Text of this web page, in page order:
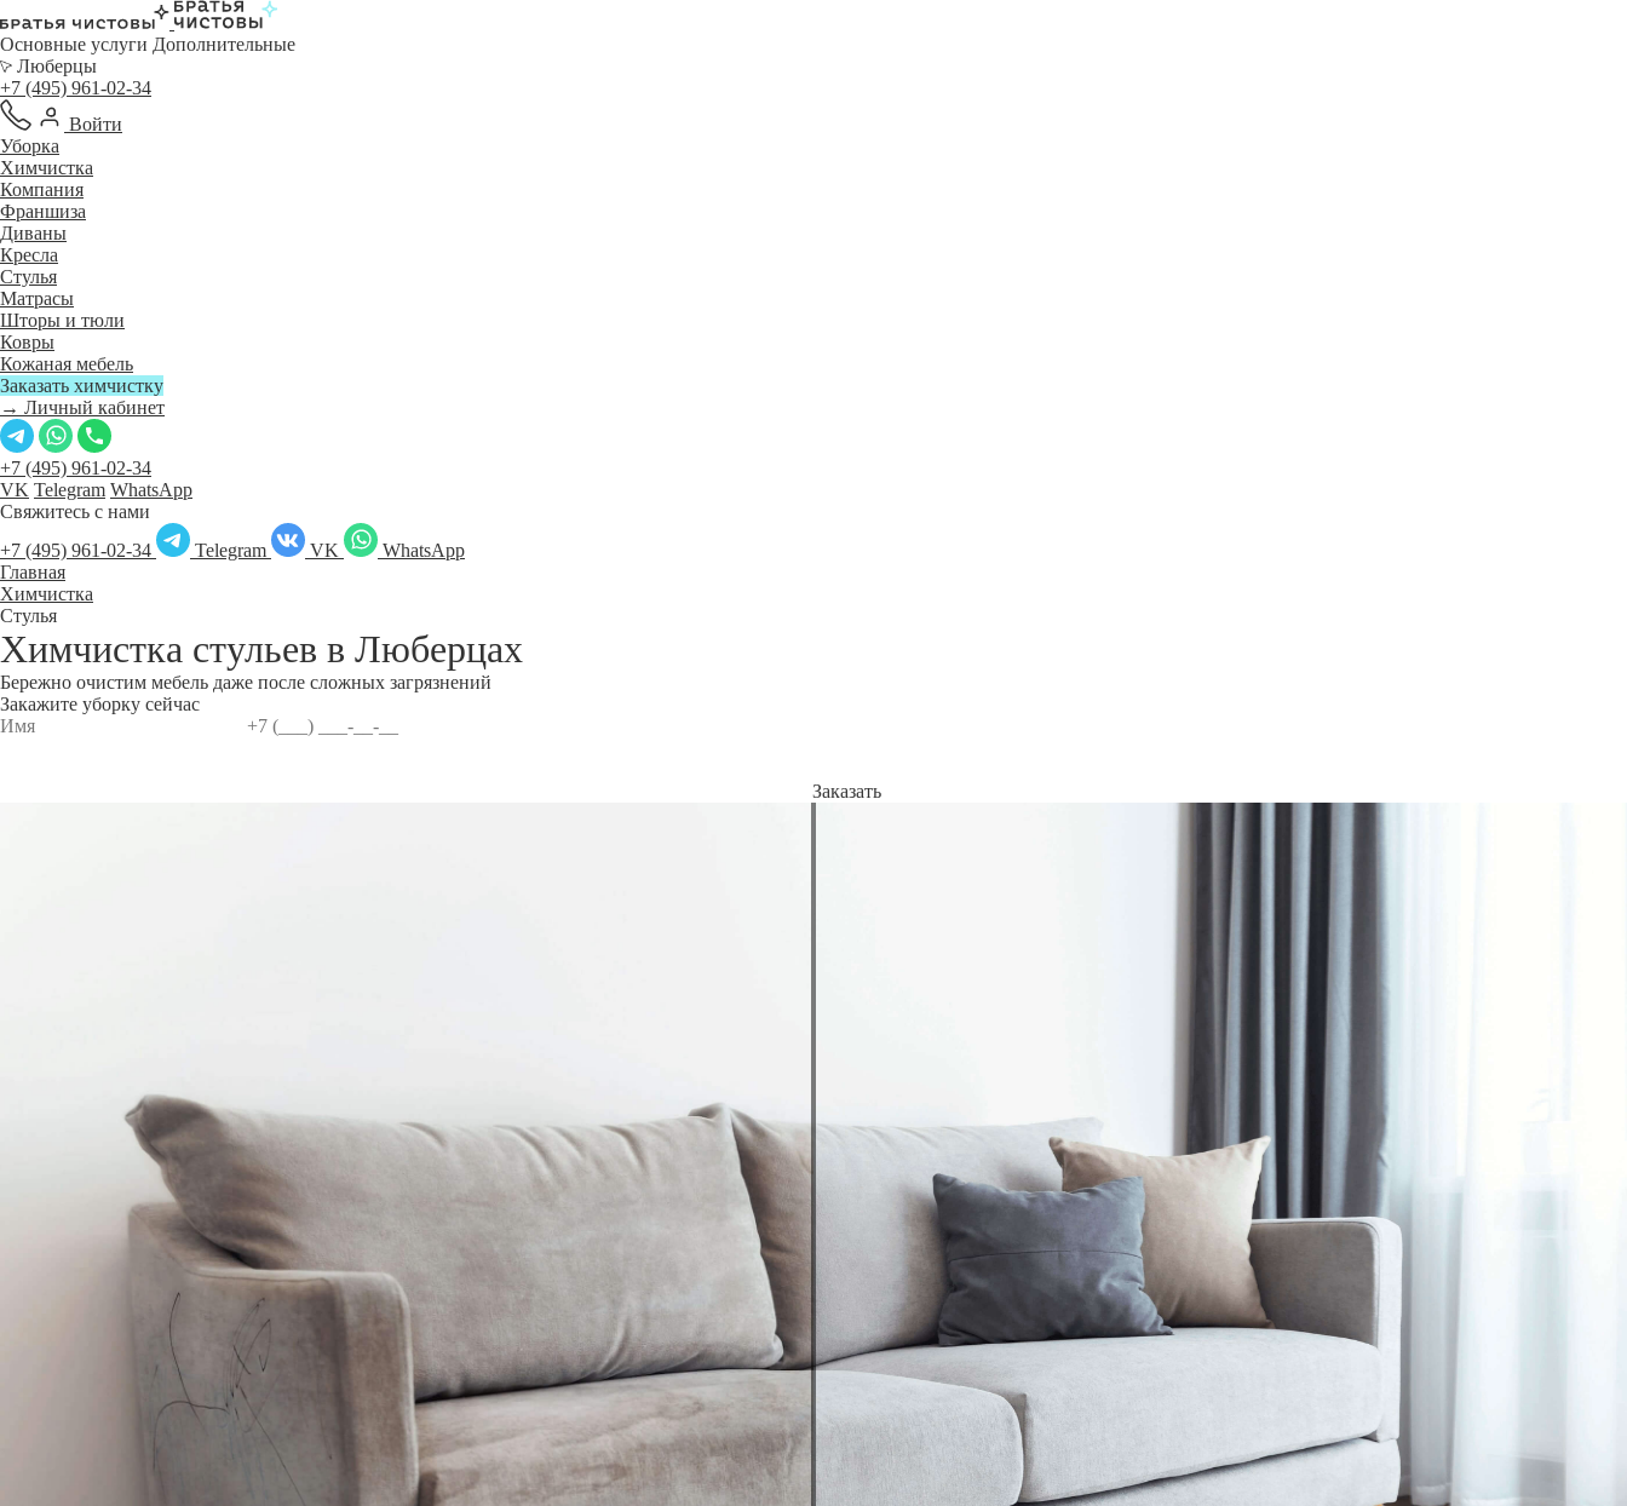
Основные услуги Дополнительные
Люберцы
+7 (495) 961-02-34
Войти
Уборка
Химчистка
Компания
Франшиза
Диваны
Кресла
Стулья
Матрасы
Шторы и тюли
Ковры
Кожаная мебель
Заказать химчистку
→ Личный кабинет
+7 (495) 961-02-34
VK Telegram WhatsApp
Свяжитесь с нами
+7 (495) 961-02-34
Telegram VK
WhatsApp
Главная
Химчистка
Стулья
Химчистка стульев в Люберцах
Бережно очистим мебель даже после сложных загрязнений
Закажите уборку сейчас
Заказать